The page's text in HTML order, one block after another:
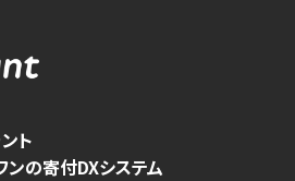
ト
の寄付DXシステム